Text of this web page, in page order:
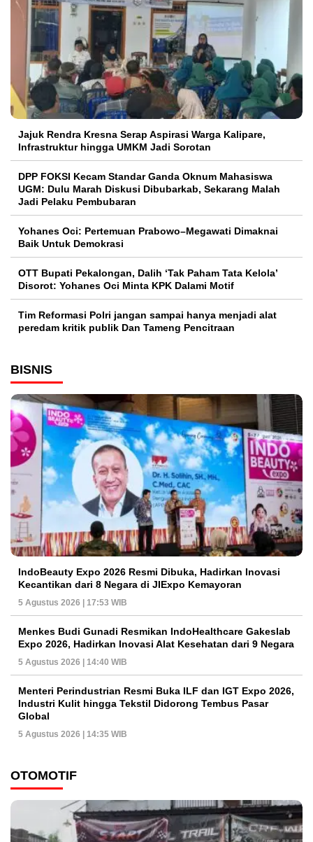
Jajuk Rendra Kresna Serap Aspirasi Warga Kalipare,
Infrastruktur hingga UMKM Jadi Sorotan
DPP FOKSI Kecam Standar Ganda Oknum Mahasiswa
UGM: Dulu Marah Diskusi Dibubarkab, Sekarang Malah
Jadi Pelaku Pembubaran
Yohanes Oci: Pertemuan Prabowo–Megawati Dimaknai
Baik Untuk Demokrasi
OTT Bupati Pekalongan, Dalih ‘Tak Paham Tata Kelola’
Disorot: Yohanes Oci Minta KPK Dalami Motif
Tim Reformasi Polri jangan sampai hanya menjadi alat
peredam kritik publik Dan Tameng Pencitraan
BISNIS
IndoBeauty Expo 2026 Resmi Dibuka, Hadirkan Inovasi
Kecantikan dari 8 Negara di JIExpo Kemayoran
5 Agustus 2026 | 17:53 WIB
Menkes Budi Gunadi Resmikan IndoHealthcare Gakeslab
Expo 2026, Hadirkan Inovasi Alat Kesehatan dari 9 Negara
5 Agustus 2026 | 14:40 WIB
Menteri Perindustrian Resmi Buka ILF dan IGT Expo 2026,
Industri Kulit hingga Tekstil Didorong Tembus Pasar
Global
5 Agustus 2026 | 14:35 WIB
OTOMOTIF